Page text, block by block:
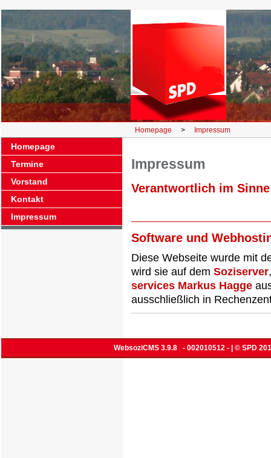
Homepage > Impressum
Homepage
Termine
Vorstand
Kontakt
Impressum
Impressum
Verantwortlich im
Software und
Diese Webseite wurde mit
wird sie auf dem Soziserver
services Markus Hagge
ausschließlich in
WebsoziCMS 3.9.8 - 002010512 - | © SPD